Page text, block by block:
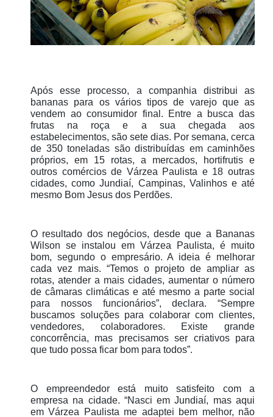
Após esse processo, a companhia distribui as
bananas para os vários tipos de varejo que as
vendem ao consumidor final. Entre a busca das
frutas na roça e a sua chegada aos
estabelecimentos, são sete dias. Por semana, cerca
de 350 toneladas são distribuídas em caminhões
próprios, em 15 rotas, a mercados, hortifrutis e
outros comércios de Várzea Paulista e 18 outras
cidades, como Jundiaí, Campinas, Valinhos e até
mesmo Bom Jesus dos Perdões.
O resultado dos negócios, desde que a Bananas
Wilson se instalou em Várzea Paulista, é muito
bom, segundo o empresário. A ideia é melhorar
cada vez mais. “Temos o projeto de ampliar as
rotas, atender a mais cidades, aumentar o número
de câmaras climáticas e até mesmo a parte social
para nossos funcionários”, declara. “Sempre
buscamos soluções para colaborar com clientes,
vendedores, colaboradores. Existe grande
concorrência, mas precisamos ser criativos para
que tudo possa ficar bom para todos”.
O empreendedor está muito satisfeito com a
empresa na cidade. “Nasci em Jundiaí, mas aqui
em Várzea Paulista me adaptei bem melhor, não